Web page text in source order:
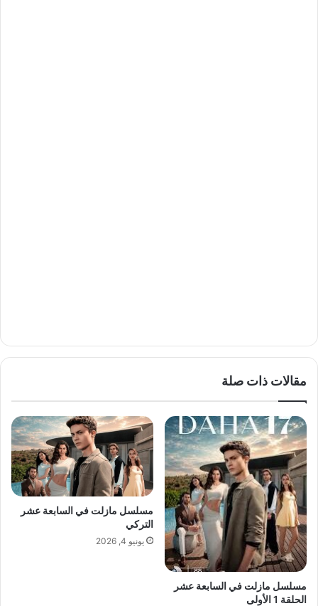
مقالات ذات صلة
مسلسل مازلت في السابعة عشر
الحلقة 1 الأولى
مسلسل مازلت في السابعة عشر
التركي
يونيو 4, 2026